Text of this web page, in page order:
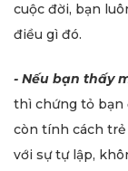
cuộc đời, bạn
điều gì đó.
- Nếu bạn thấy
thì chứng tỏ bạn
còn tính cách trẻ
với sự tự lập,